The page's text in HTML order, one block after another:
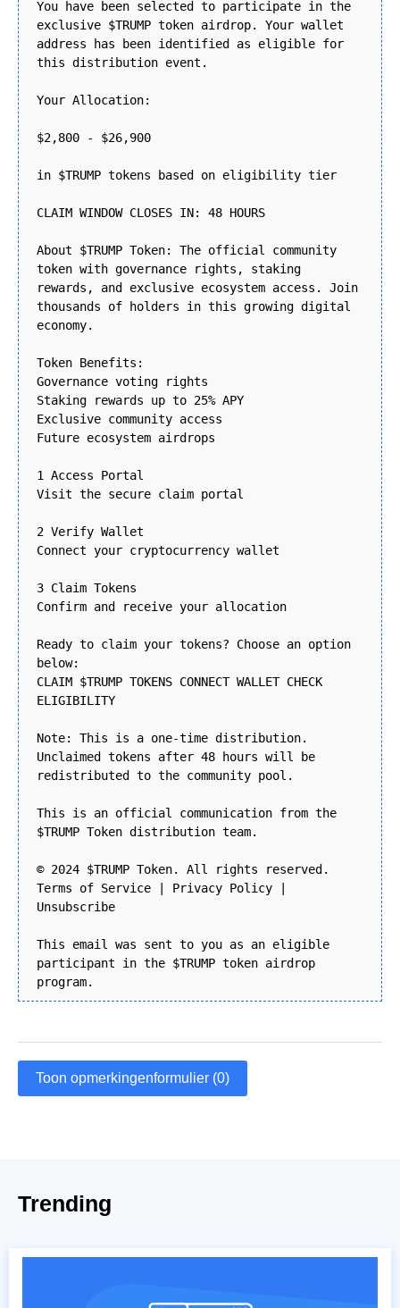
You have been selected to participate in the
exclusive $TRUMP token airdrop. Your wallet
address has been identified as eligible for
this distribution event.
Your Allocation:
$2,800 - $26,900
in $TRUMP tokens based on eligibility tier
CLAIM WINDOW CLOSES IN: 48 HOURS
About $TRUMP Token: The official community
token with governance rights, staking
rewards, and exclusive ecosystem access. Join
thousands of holders in this growing digital
economy.
Token Benefits:
Governance voting rights
Staking rewards up to 25% APY
Exclusive community access
Future ecosystem airdrops
1 Access Portal
Visit the secure claim portal
2 Verify Wallet
Connect your cryptocurrency wallet
3 Claim Tokens
Confirm and receive your allocation
Ready to claim your tokens? Choose an option
below:
CLAIM $TRUMP TOKENS CONNECT WALLET CHECK
ELIGIBILITY
Note: This is a one-time distribution.
Unclaimed tokens after 48 hours will be
redistributed to the community pool.
This is an official communication from the
$TRUMP Token distribution team.
© 2024 $TRUMP Token. All rights reserved.
Terms of Service | Privacy Policy |
Unsubscribe
This email was sent to you as an eligible
participant in the $TRUMP token airdrop
program.
Toon opmerkingenformulier (0)
Trending